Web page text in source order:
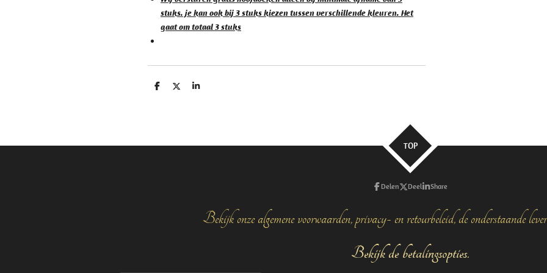
stuks. je kan ook bij 3 stuks kiezen tussen verschillende kleuren. Het
gaat om totaal 3 stuks
D
D
S
TOP
Delen Deel Share
Bekijk onze algemene voorwaarden, privacy- en retourbeleid, de onderstaande
Bekijk de betalingsopties.